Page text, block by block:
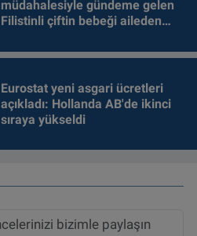
müdahalesiyle gündeme gelen
Filistinli çiftin bebeği aileden
Eurostat yeni asgari ücretleri
açıkladı: Hollanda AB'de ikinci
sıraya yükseldi